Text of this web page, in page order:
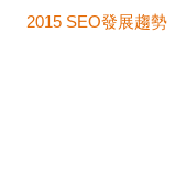
2015 SEO發展趨勢